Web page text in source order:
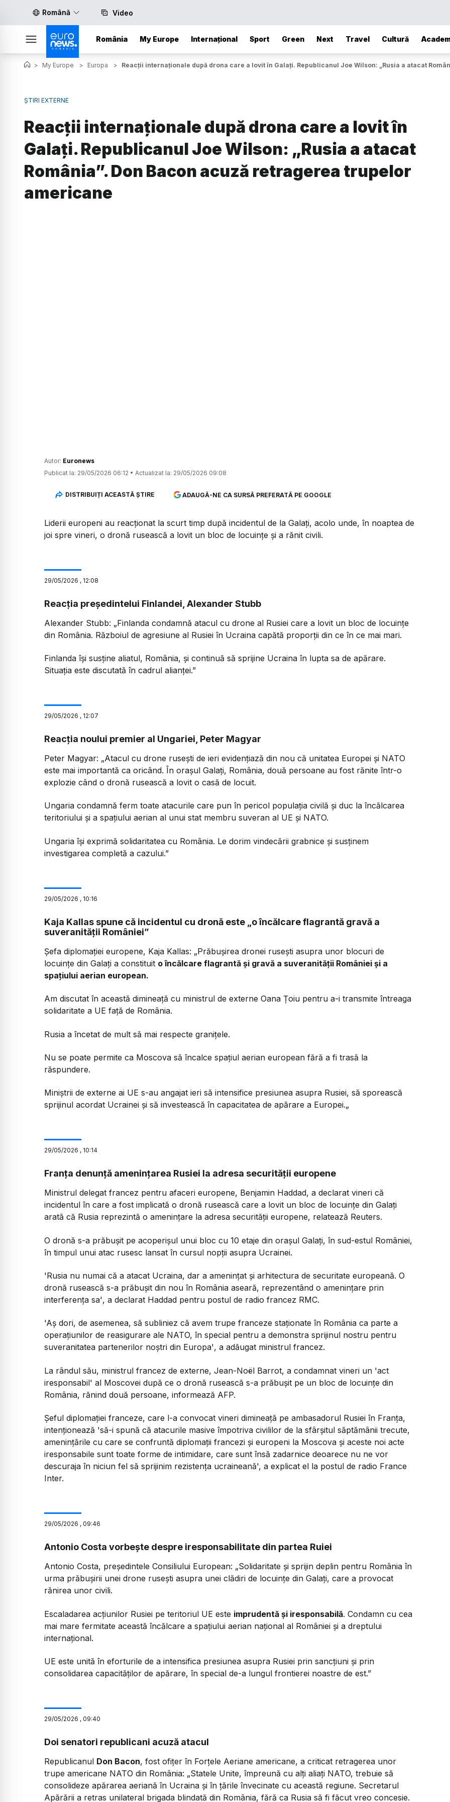
Română Video
România My Europe Internațional Sport Green Next Travel Cultură
> My Europe > Europa > Reacții internaționale după drona care a lovit în Galați. Republicanul Joe Wilson: „Rusia a atacat
ȘTIRI EXTERNE
Reacții internaționale după drona care a lovit în
Galați. Republicanul Joe Wilson: „Rusia a atacat
România”. Don Bacon acuză retragerea trupelor
americane
Autor: Euronews
Publicat la: 29/05/2026 06:12 • Actualizat la: 29/05/2026 09:08
DISTRIBUIȚI ACEASTĂ ȘTIRE ADAUGĂ-NE CA SURSĂ PREFERATĂ PE GOOGLE
Liderii europeni au reacționat la scurt timp după incidentul de la Galați, acolo unde, în noaptea de
joi spre vineri, o dronă rusească a lovit un bloc de locuințe și a rănit civili.
29/05/2026 , 12:08
Reacția președintelui Finlandei, Alexander Stubb
Alexander Stubb: „Finlanda condamnă atacul cu drone al Rusiei care a lovit un bloc de locuințe
din România. Războiul de agresiune al Rusiei în Ucraina capătă proporții din ce în ce mai mari.
Finlanda își susține aliatul, România, și continuă să sprijine Ucraina în lupta sa de apărare.
Situația este discutată în cadrul alianței.”
29/05/2026 , 12:07
Reacția noului premier al Ungariei, Peter Magyar
Peter Magyar: „Atacul cu drone rusești de ieri evidențiază din nou că unitatea Europei și NATO
este mai importantă ca oricând. În orașul Galați, România, două persoane au fost rănite într-o
explozie când o dronă rusească a lovit o casă de locuit.
Ungaria condamnă ferm toate atacurile care pun în pericol populația civilă și duc la încălcarea
teritoriului și a spațiului aerian al unui stat membru suveran al UE și NATO.
Ungaria își exprimă solidaritatea cu România. Le dorim vindecării grabnice și susținem
investigarea completă a cazului.”
29/05/2026 , 10:16
Kaja Kallas spune că incidentul cu dronă este „o încălcare flagrantă gravă a
suveranității României”
Șefa diplomației europene, Kaja Kallas: „Prăbușirea dronei rusești asupra unor blocuri de
locuințe din Galați a constituit o încălcare flagrantă și gravă a suveranității României și a
spațiului aerian european.
Am discutat în această dimineață cu ministrul de externe Oana Țoiu pentru a-i transmite întreaga
solidaritate a UE față de România.
Rusia a încetat de mult să mai respecte granițele.
Nu se poate permite ca Moscova să încalce spațiul aerian european fără a fi trasă la
răspundere.
Miniștrii de externe ai UE s-au angajat ieri să intensifice presiunea asupra Rusiei, să sporească
sprijinul acordat Ucrainei și să investească în capacitatea de apărare a Europei.„
29/05/2026 , 10:14
Franța denunță amenințarea Rusiei la adresa securității europene
Ministrul delegat francez pentru afaceri europene, Benjamin Haddad, a declarat vineri că
incidentul în care a fost implicată o dronă rusească care a lovit un bloc de locuințe din Galați
arată că Rusia reprezintă o amenințare la adresa securității europene, relatează Reuters.
O dronă s-a prăbușit pe acoperișul unui bloc cu 10 etaje din orașul Galați, în sud-estul României,
în timpul unui atac rusesc lansat în cursul nopții asupra Ucrainei.
'Rusia nu numai că a atacat Ucraina, dar a amenințat și arhitectura de securitate europeană. O
dronă rusească s-a prăbușit din nou în România aseară, reprezentând o amenințare prin
interferența sa', a declarat Haddad pentru postul de radio francez RMC.
'Aș dori, de asemenea, să subliniez că avem trupe franceze staționate în România ca parte a
operațiunilor de reasigurare ale NATO, în special pentru a demonstra sprijinul nostru pentru
suveranitatea partenerilor noștri din Europa', a adăugat ministrul francez.
La rândul său, ministrul francez de externe, Jean-Noël Barrot, a condamnat vineri un 'act
iresponsabil' al Moscovei după ce o dronă rusească s-a prăbușit pe un bloc de locuințe din
România, rănind două persoane, informează AFP.
Șeful diplomației franceze, care l-a convocat vineri dimineață pe ambasadorul Rusiei în Franța,
intenționează 'să-i spună că atacurile masive împotriva civililor de la sfârșitul săptămânii trecute,
amenințările cu care se confruntă diplomații francezi și europeni la Moscova și aceste noi acte
iresponsabile sunt toate forme de intimidare, care sunt însă zadarnice deoarece nu ne vor
descuraja în niciun fel să sprijinim rezistența ucraineană', a explicat el la postul de radio France
Inter.
29/05/2026 , 09:46
Antonio Costa vorbește despre iresponsabilitate din partea Ruiei
Antonio Costa, președintele Consiliului European: „Solidaritate și sprijin deplin pentru România în
urma prăbușirii unei drone rusești asupra unei clădiri de locuințe din Galați, care a provocat
rănirea unor civili.
Escaladarea acțiunilor Rusiei pe teritoriul UE este imprudentă și iresponsabilă. Condamn cu cea
mai mare fermitate această încălcare a spațiului aerian național al României și a dreptului
internațional.
UE este unită în eforturile de a intensifica presiunea asupra Rusiei prin sancțiuni și prin
consolidarea capacităților de apărare, în special de-a lungul frontierei noastre de est.”
29/05/2026 , 09:40
Doi senatori republicani acuză atacul
Republicanul Don Bacon, fost ofițer în Forțele Aeriane americane, a criticat retragerea unor
trupe americane NATO din România: „Statele Unite, împreună cu alți aliați NATO, trebuie să
consolideze apărarea aeriană în Ucraina și în țările învecinate cu această regiune. Secretarul
Apărării a retras unilateral brigada blindată din România, fără ca Rusia să fi făcut vreo concesie.